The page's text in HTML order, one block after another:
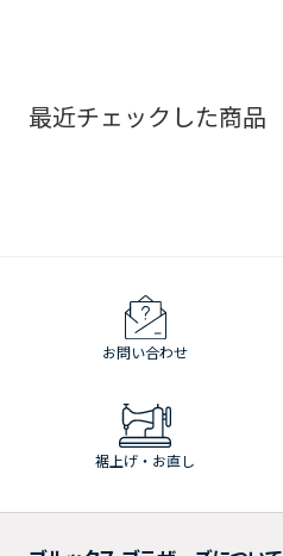
最近チェックした商品
お問い合わせ
裾上げ・お直し